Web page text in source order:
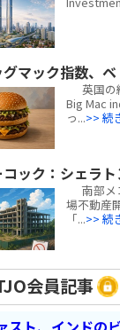
グマック指数、
英国の
Big Mac
っ...>> 続
コック：シェラ
南部メ
場不動産
「...>> 続
会員記事